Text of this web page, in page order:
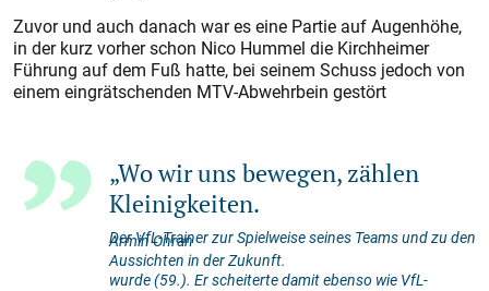
Zuvor und auch danach war es eine Partie auf Augenhöhe,
in der kurz vorher schon Nico Hummel die Kirchheimer
Führung auf dem Fuß hatte, bei seinem Schuss jedoch von
einem eingrätschenden MTV-Abwehrbein gestört
„Wo wir uns bewegen, zählen
Kleinigkeiten.
Armin Ohran
Der VfL-Trainer zur Spielweise seines Teams und zu den
Aussichten in der Zukunft.
wurde (59.). Er scheiterte damit ebenso wie VfL-